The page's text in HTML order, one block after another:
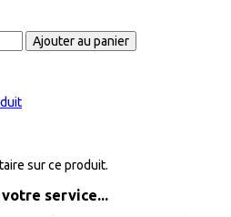
sur ce produit.
votre service...